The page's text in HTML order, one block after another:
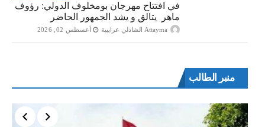
في افتتاح مهرجان بومخلوف الدولي: رؤوف
ماهر يتالق و يشد الجمهور الحاضر
Attayma الشاذلي عرايبية أغسطس 02, 2026
منبر الطالب